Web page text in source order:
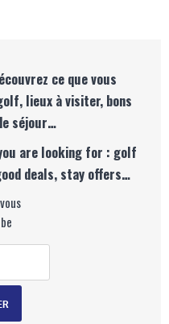
ce que vous
lieux à visiter, bons
séjour…
are looking for : golf
deals, stay offers…